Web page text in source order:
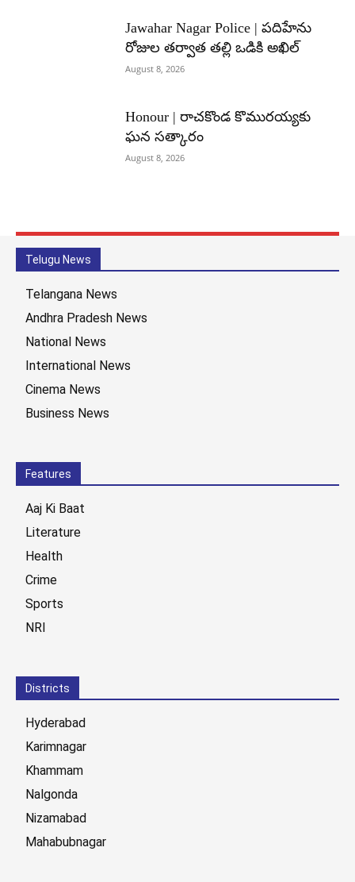
Jawahar Nagar Police | పదిహేను
రోజుల తర్వాత తల్లి ఒడికి అఖిల్
August 8, 2026
Honour | రాచకొండ కొమురయ్యకు
ఘన సత్కారం
August 8, 2026
Telugu News
Telangana News
Andhra Pradesh News
National News
International News
Cinema News
Business News
Features
Aaj Ki Baat
Literature
Health
Crime
Sports
NRI
Districts
Hyderabad
Karimnagar
Khammam
Nalgonda
Nizamabad
Mahabubnagar